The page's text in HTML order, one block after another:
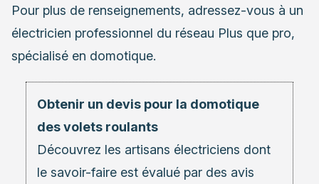
Pour plus de renseignements, adressez-vous à un
électricien professionnel du réseau Plus que pro,
spécialisé en domotique.
Obtenir un devis pour la domotique
des volets roulants
Découvrez les artisans électriciens dont
le savoir-faire est évalué par des avis